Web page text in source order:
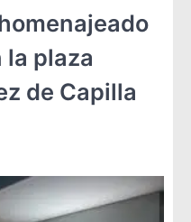
la plaza
de Capilla